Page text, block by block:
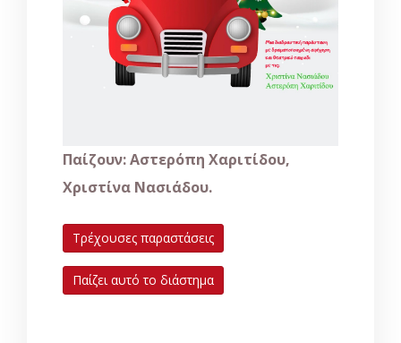
Παίζουν: Αστερόπη Χαριτίδου,
Χριστίνα Νασιάδου.
Τρέχουσες παραστάσεις
Παίζει αυτό το διάστημα